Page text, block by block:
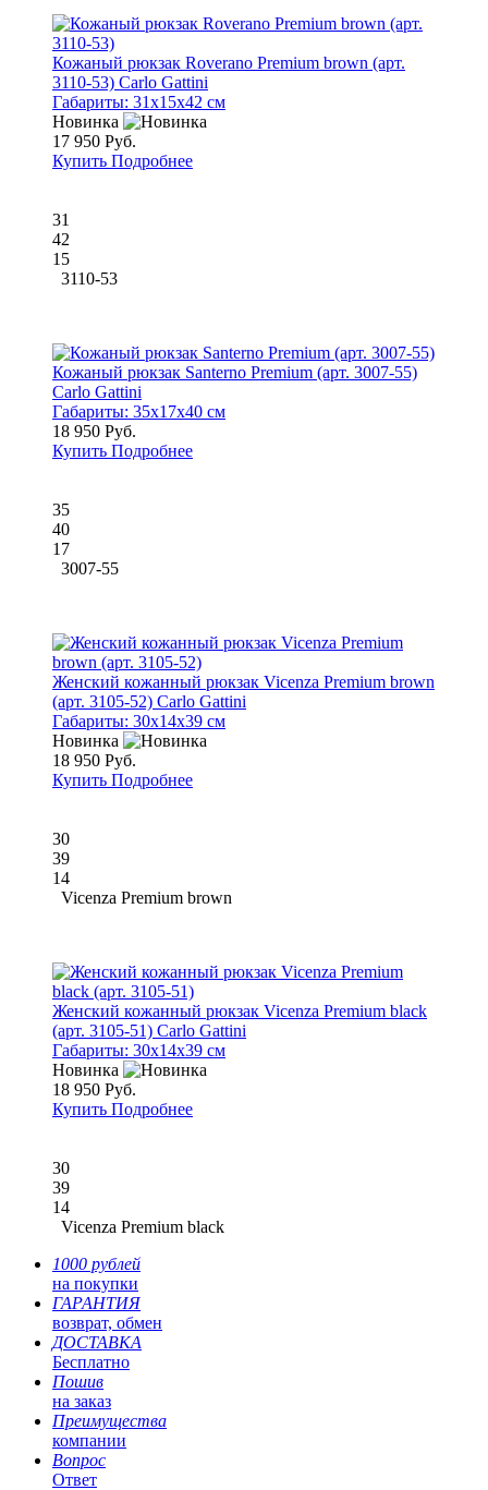
Кожаный рюкзак Roverano Premium brown (арт.
3110-53) Carlo Gattini
Габариты: 31x15x42 см
Новинка
17 950 Руб.
Купить Подробнее
31
42
15
3110-53
Кожаный рюкзак Santerno Premium (арт. 3007-55)
Carlo Gattini
Габариты: 35x17x40 см
18 950 Руб.
Купить Подробнее
35
40
17
3007-55
Женский кожанный рюкзак Vicenza Premium brown
(арт. 3105-52) Carlo Gattini
Габариты: 30x14x39 см
Новинка
18 950 Руб.
Купить Подробнее
30
39
14
Vicenza Premium brown
Женский кожанный рюкзак Vicenza Premium black
(арт. 3105-51) Carlo Gattini
Габариты: 30x14x39 см
Новинка
18 950 Руб.
Купить Подробнее
30
39
14
Vicenza Premium black
1000 рублей
на покупки
ГАРАНТИЯ
возврат, обмен
ДОСТАВКА
Бесплатно
Пошив
на заказ
Преимущества
компании
Вопрос
Ответ